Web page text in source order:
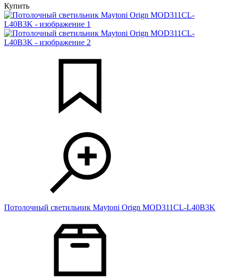
Купить
Потолочный светильник Maytoni Orign MOD311CL-L40B3K